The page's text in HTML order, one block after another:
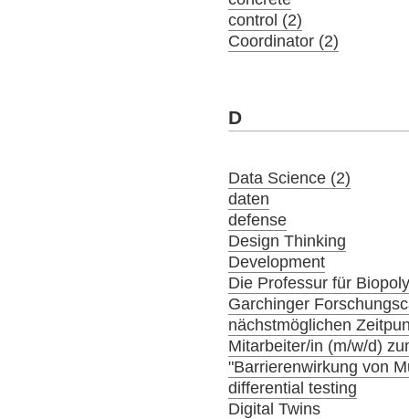
control (2)
Coordinator (2)
D
Data Science (2)
daten
defense
Design Thinking
Development
Die Professur für
Garchinger
nächstmöglichen
Mitarbeiter/in (m/w/d)
"Barrierenwirkung von
differential testing
Digital Twins